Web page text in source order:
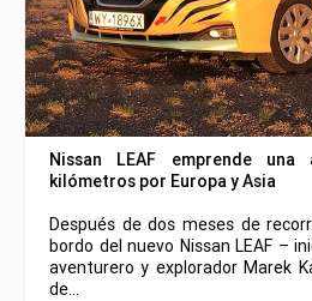
Nissan LEAF emprende
kilómetros por Europa y Asia
Después de dos meses de
bordo del nuevo Nissan LEAF –
aventurero y explorador Marek
de…